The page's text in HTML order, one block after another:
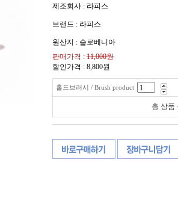
제조회사 : 라피스
브랜드 : 라피스
원산지 : 슬로베니아
판매가격 : 11,000원
할인가격 : 8,800원
홀드브러시 / Brush product
총 상품